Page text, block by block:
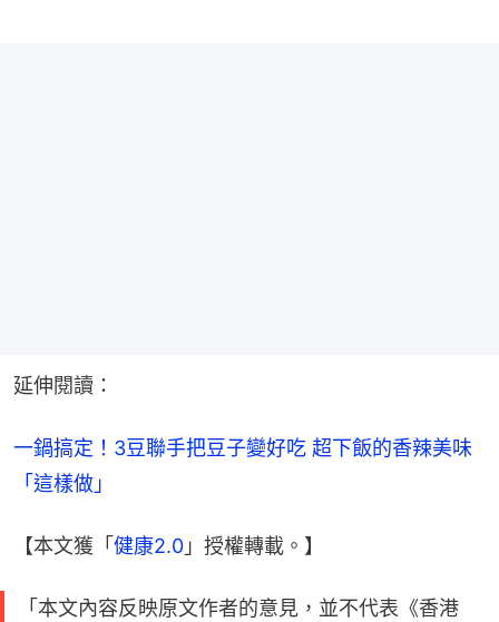
延伸閱讀：
一鍋搞定！3豆聯手把豆子變好吃 超下飯的香辣美味
「這樣做」
【本文獲「 健康2.0 」授權轉載。】
「本文內容反映原文作者的意見，並不代表《香港